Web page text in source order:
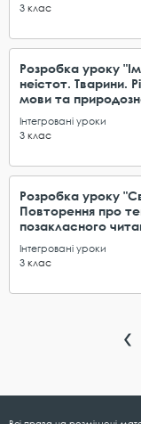
3 клас
Розробка уроку
неістот. Тварини.
мови та
Інтегровані уроки
3 клас
Розробка уроку
Повторення про
позакласного
Інтегровані уроки
3 клас